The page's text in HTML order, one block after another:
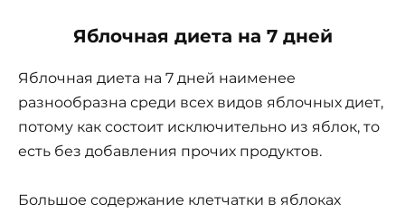
Яблочная диета на 7 дней
Яблочная диета на 7 дней наименее
разнообразна среди всех видов яблочных диет,
потому как состоит исключительно из яблок, то
есть без добавления прочих продуктов.
Большое содержание клетчатки в яблоках